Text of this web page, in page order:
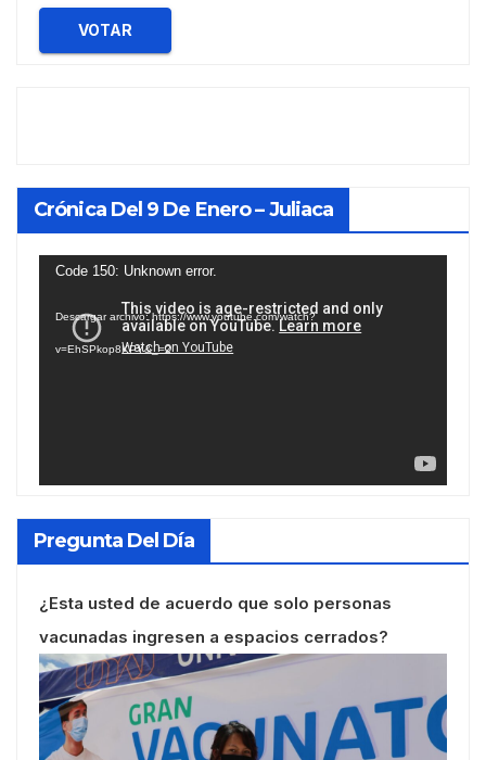
VOTAR
Crónica Del 9 De Enero – Juliaca
Reproductor
vídeo
Code 150: Unknown error.
Descargar archivo: https://www.youtube.com/watch?
v=EhSPkop8KPY&_=2
Pregunta Del Día
¿Esta usted de acuerdo que solo personas
vacunadas ingresen a espacios cerrados?